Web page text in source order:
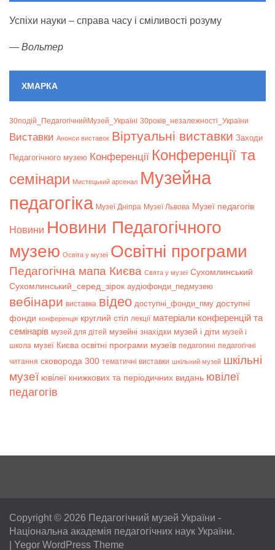
Успіхи науки – справа часу і сміливості розуму
— Вольтер
ХМАРКА
30подій_ПедагогічнийМузей_Україні 30років_незалежності_України
Bиставки Анонси виставок Віртуальні виставки Заходи
Педагогічного музею Конференції Конференції та
семінари Мистецький арсенал Музейна
педагогіка Музеї Дніпра Музеї Львова Музеї педагогів
Новини Новини Педагогічного
музею Освіта у музеї Освітні програми
Педагогічна мапа Києва Свята у музеї Сухомлинський
Сухомлинський_серед_зірок аудіофонди_педмузею
вебінари виставка відео доступні_фонди_пму доступні
фонди конференція круглий стіл лекції матеріали конференцій та
семінарів музей для дітей музейні знахідки музей і діти музей і
школа музеї Києва освітні програми музеїв педагогині педагогічні
читання сковорода 300 тематичні виставки шкільний музей шкільні
музеї ювілеї книжкових та періодичних видань ювілеї
педагогів
Copyright © 2026 Педагогічний музей України -
Національна академія педагогічних наук України.
Yegor WordPress Theme